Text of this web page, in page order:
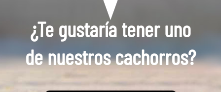
¿Te gustaría tener uno
de nuestros cachorros?